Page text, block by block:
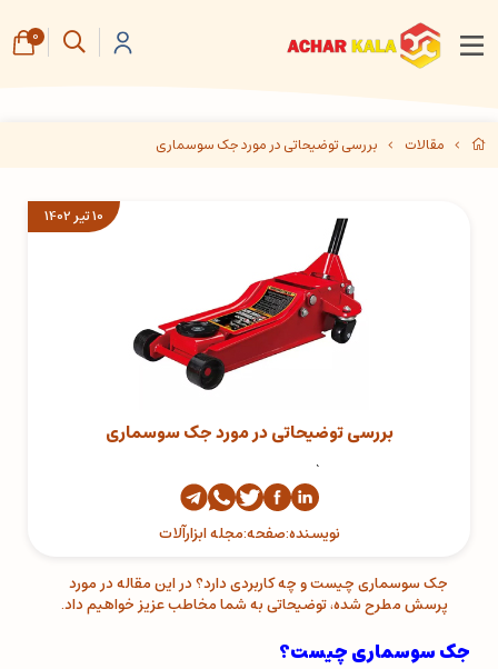
مقالات بررسی توضیحاتی در مورد جک سوسماری
10 تیر 1402
بررسی توضیحاتی در مورد جک سوسماری
`
نویسنده:صفحه:مجله ابزارآلات
جک سوسماری چیست و چه کاربردی دارد؟ در این مقاله در مورد
پرسش مطرح شده، توضیحاتی به شما مخاطب عزیز خواهیم داد.
جک سوسماری چیست؟
0